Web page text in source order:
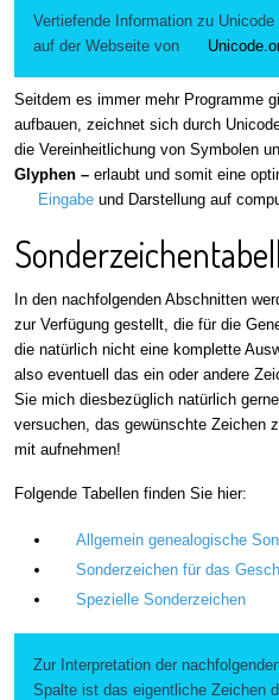
Vertiefende Information zu
auf der Webseite von
Seitdem es immer mehr Programme
aufbauen, zeichnet sich durch
die Vereinheitlichung von Symbolen
Glyphen – erlaubt und somit eine
Eingabe und Darstellung auf
In den nachfolgenden Abschnitten
zur Verfügung gestellt, die für die
die natürlich nicht eine komplette
also eventuell das ein oder andere
Sie mich diesbezüglich natürlich
versuchen, das gewünschte Zeichen
mit aufnehmen!
Folgende Tabellen finden Sie hier:
Allgemein genealogische
Sonderzeichen für das
Spezielle Sonderzeichen
Zur Interpretation der
Spalte ist das eigentliche Zeichen